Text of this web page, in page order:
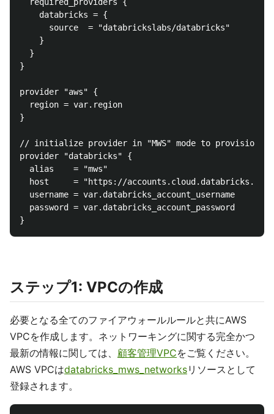
    databricks = {
      source  = "databrickslabs/databricks"
    }
  }
}
provider "aws" {
  region = var.region
}
// initialize provider in "MWS" mode to provision
provider "databricks" {
  alias    = "mws"
  host     = "https://accounts.cloud.databricks.com"
  username = var.databricks_account_username
  password = var.databricks_account_password
ステップ1: VPCの作成
必要となる全てのファイアウォールルールと共にAWS
VPCを作成します。ネットワーキングに関する完全かつ
最新の情報に関しては、 顧客管理VPCをご覧ください。
AWS VPCはdatabricks_mws_networksリソースとして
登録されます。